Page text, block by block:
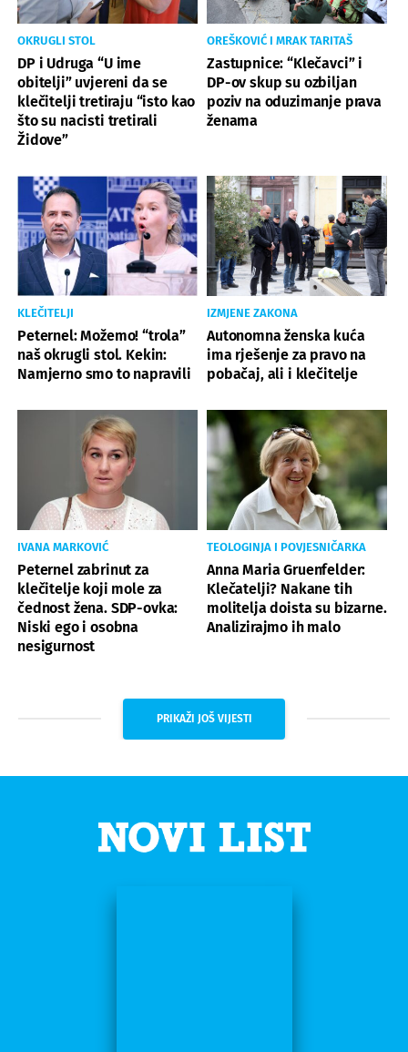
OKRUGLI STOL
DP i Udruga “U ime
obitelji” uvjereni da se
klečitelji tretiraju “isto kao
što su nacisti tretirali
Židove”
OREŠKOVIĆ I MRAK TARITAŠ
Zastupnice: “Klečavci” i
DP-ov skup su ozbiljan
poziv na oduzimanje prava
ženama
KLEČITELJI
Peternel: Možemo! “trola”
naš okrugli stol. Kekin:
Namjerno smo to napravili
IZMJENE ZAKONA
Autonomna ženska kuća
ima rješenje za pravo na
pobačaj, ali i klečitelje
IVANA MARKOVIĆ
Peternel zabrinut za
klečitelje koji mole za
čednost žena. SDP-ovka:
Niski ego i osobna
nesigurnost
TEOLOGINJA I POVJESNIČARKA
Anna Maria Gruenfelder:
Klečatelji? Nakane tih
molitelja doista su bizarne.
Analizirajmo ih malo
PRIKAŽI JOŠ VIJESTI